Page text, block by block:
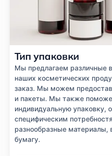
Тип упаковки
Мы предлагаем различные
наших косметических
заказ. Мы можем
и пакеты. Мы также
индивидуальную
специфическим
разнообразные материалы,
бумагу.